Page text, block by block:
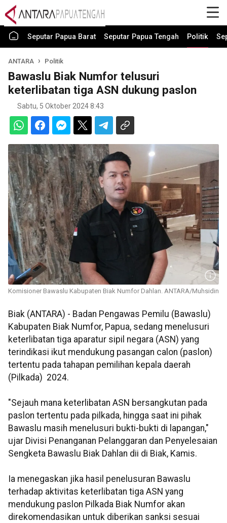
Seputar Papua Barat Seputar Papua Tengah Politik
ANTARA Politik
Bawaslu Biak Numfor telusuri
keterlibatan tiga ASN dukung paslon
Sabtu, 5 Oktober 2024 8:43
Komisioner Bawaslu Kabupaten Biak Numfor Dahlan. ANTARA/Muhsidin
Biak (ANTARA) - Badan Pengawas Pemilu (Bawaslu)
Kabupaten Biak Numfor, Papua, sedang menelusuri
keterlibatan tiga aparatur sipil negara (ASN) yang
terindikasi ikut mendukung pasangan calon (paslon)
tertentu pada tahapan pemilihan kepala daerah
(Pilkada) 2024.
"Sejauh mana keterlibatan ASN bersangkutan pada
paslon tertentu pada pilkada, hingga saat ini pihak
Bawaslu masih menelusuri bukti-bukti di lapangan,"
ujar Divisi Penanganan Pelanggaran dan Penyelesaian
Sengketa Bawaslu Biak Dahlan dii di Biak, Kamis.
Ia menegaskan jika hasil penelusuran Bawaslu
terhadap aktivitas keterlibatan tiga ASN yang
mendukung paslon Pilkada Biak Numfor akan
direkomendasikan untuk diberikan sanksi sesuai